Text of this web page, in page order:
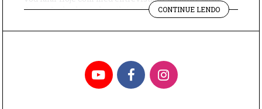
Arturo Isola, do gin brasileiro Amázzoni. O Arturo é
italiano e quando veio para o Brasil sentiu falta dos
destilados artesanais tão fáceis de encontrar na Europa.
CONTINUE LENDO"A
HISTÓRIA
DO
YouTubeFacebookInstagram